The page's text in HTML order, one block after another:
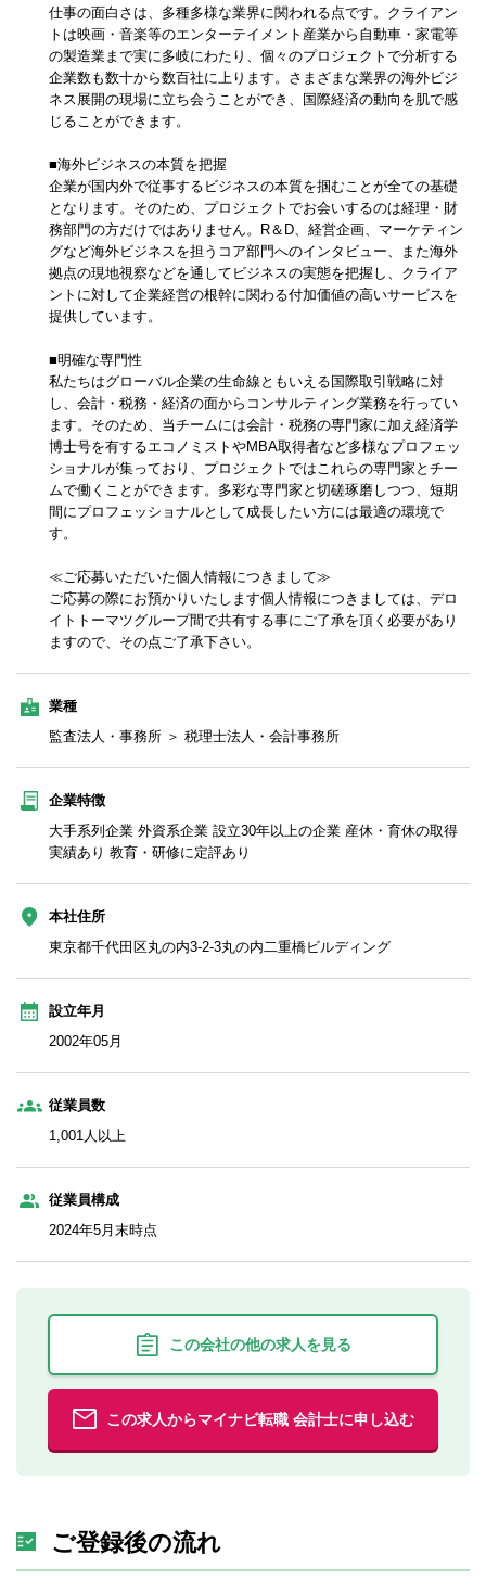
仕事の面白さは、多種多様な業界に関われる点です。クライアン
トは映画・音楽等のエンターテイメント産業から自動車・家電等
の製造業まで実に多岐にわたり、個々のプロジェクトで分析する
企業数も数十から数百社に上ります。さまざまな業界の海外ビジ
ネス展開の現場に立ち会うことができ、国際経済の動向を肌で感
じることができます。
■海外ビジネスの本質を把握
企業が国内外で従事するビジネスの本質を掴むことが全ての基礎
となります。そのため、プロジェクトでお会いするのは経理・財
務部門の方だけではありません。R＆D、経営企画、マーケティン
グなど海外ビジネスを担うコア部門へのインタビュー、また海外
拠点の現地視察などを通してビジネスの実態を把握し、クライア
ントに対して企業経営の根幹に関わる付加価値の高いサービスを
提供しています。
■明確な専門性
私たちはグローバル企業の生命線ともいえる国際取引戦略に対
し、会計・税務・経済の面からコンサルティング業務を行ってい
ます。そのため、当チームには会計・税務の専門家に加え経済学
博士号を有するエコノミストやMBA取得者など多様なプロフェッ
ショナルが集っており、プロジェクトではこれらの専門家とチー
ムで働くことができます。多彩な専門家と切磋琢磨しつつ、短期
間にプロフェッショナルとして成長したい方には最適の環境で
す。
≪ご応募いただいた個人情報につきまして≫
ご応募の際にお預かりいたします個人情報につきましては、デロ
イトトーマツグループ間で共有する事にご了承を頂く必要があり
ますので、その点ご了承下さい。
業種
監査法人・事務所 ＞ 税理士法人・会計事務所
企業特徴
大手系列企業 外資系企業 設立30年以上の企業 産休・育休の取得
実績あり 教育・研修に定評あり
本社住所
東京都千代田区丸の内3-2-3丸の内二重橋ビルディング
設立年月
2002年05月
従業員数
1,001人以上
従業員構成
2024年5月末時点
この会社の他の求人を見る
この求人からマイナビ転職 会計士に申し込む
ご登録後の流れ